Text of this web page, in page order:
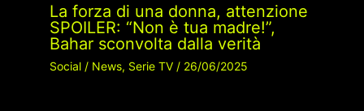
La forza di una donna, attenzione
SPOILER: “Non è tua madre!”,
Bahar sconvolta dalla verità
Social/ News, Serie TV/ 26/06/2025